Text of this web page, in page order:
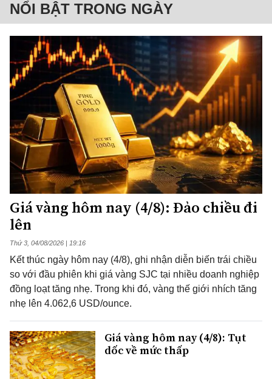
NỔI BẬT TRONG NGÀY
Giá vàng hôm nay (4/8): Đảo chiều đi
lên
Thứ 3, 04/08/2026 | 19:16
Kết thúc ngày hôm nay (4/8), ghi nhận diễn biến trái chiều
so với đầu phiên khi giá vàng SJC tại nhiều doanh nghiệp
đồng loạt tăng nhẹ. Trong khi đó, vàng thế giới nhích tăng
nhẹ lên 4.062,6 USD/ounce.
Giá vàng hôm nay (4/8): Tụt
dốc về mức thấp